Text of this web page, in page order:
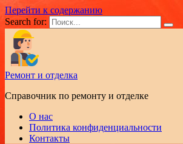
Перейти к содержанию
Search for:
Ремонт и отделка
Справочник по ремонту и отделке
О нас
Политика конфиденциальности
Контакты